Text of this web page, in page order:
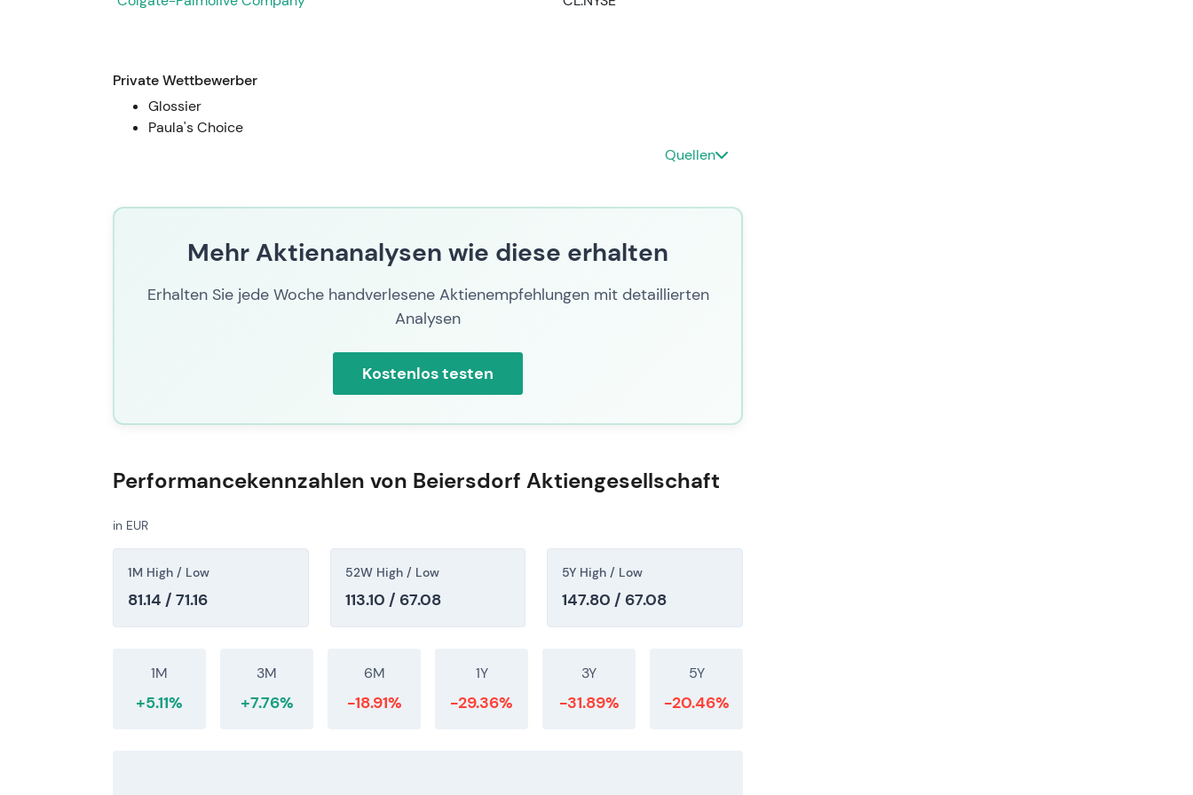
Ankündigung).
Private Wettbewerber
Glossier
Paula's Choice
Quellen
Mehr Aktienanalysen wie diese erhalten
Erhalten Sie jede Woche handverlesene Aktienempfehlungen mit detaillierten
Analysen
Kostenlos testen
Performancekennzahlen von Beiersdorf Aktiengesellschaft
in EUR
1M High / Low
81.14 / 71.16
52W High / Low
113.10 / 67.08
5Y High / Low
147.80 / 67.08
1M
+5.11%
3M
+7.76%
6M
-18.91%
1Y
-29.36%
3Y
-31.89%
5Y
-20.46%